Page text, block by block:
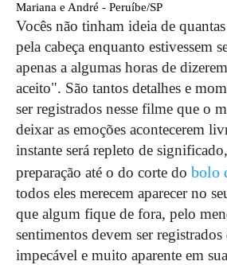
Mariana e André - Peruíbe/SP
Vocês não tinham ideia de
pela cabeça enquanto estivessem
apenas a algumas horas de
aceito". São tantos detalhes e
ser registrados nesse filme que o
deixar as emoções acontecerem
instante será repleto de
preparação até o do corte do bolo
todos eles merecem aparecer no
que algum fique de fora, pelo
sentimentos devem ser registrados
impecável e muito aparente em